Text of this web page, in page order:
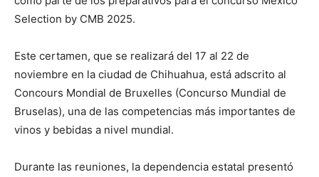
Selection by CMB 2025.
Este certamen, que se realizará del 17 al 22 de
noviembre en la ciudad de Chihuahua, está adscrito al
Concours Mondial de Bruxelles (Concurso Mundial de
Bruselas), una de las competencias más importantes de
vinos y bebidas a nivel mundial.
Durante las reuniones, la dependencia estatal presentó